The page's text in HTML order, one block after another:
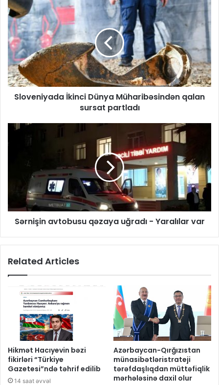
​Sloveniyada İkinci Dünya Müharibəsindən qalan
sursat partladı
Sərnişin avtobusu qəzaya uğradı - Yaralılar var
Related Articles
Hikmət Hacıyevin bəzi
fikirləri “Türkiye
Gazetesi”ndə təhrif edilib
14 saat əvvəl
Azərbaycan-Qırğızıstan
münasibətləristrateji
tərəfdaşlıqdan müttəfiqlik
mərhələsinə daxil olur